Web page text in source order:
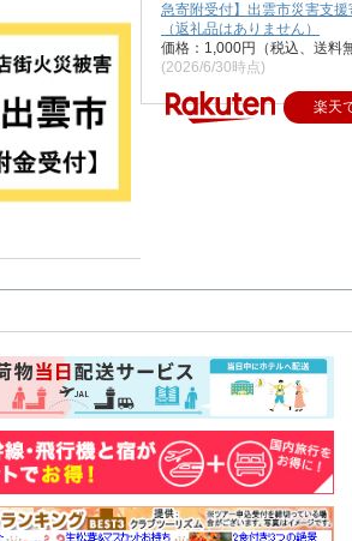
急寄附受付】出雲市災害支援
（返礼品はありません）
価格：1,000円（税込、送料
(2026/6/30時点)
楽天